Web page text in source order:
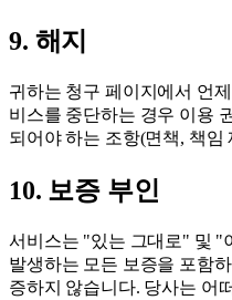
9. 해지
귀하는 청구 페이지에서 언
비스를 중단하는 경우 이용
되어야 하는 조항(면책, 책임
10. 보증 부인
서비스는 "있는 그대로" 및 "
발생하는 모든 보증을 포함
증하지 않습니다. 당사는 어